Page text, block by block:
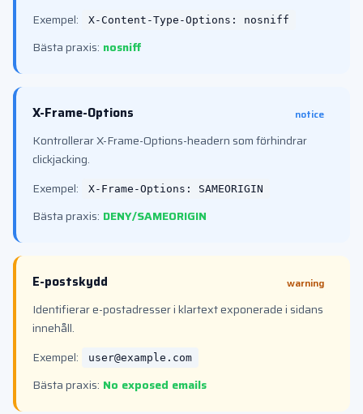
Exempel:
X-Content-Type-Options: nosniff
Bästa praxis: nosniff
X-Frame-Options notice
Kontrollerar X-Frame-Options-headern som förhindrar
clickjacking.
Exempel:
X-Frame-Options: SAMEORIGIN
Bästa praxis: DENY/SAMEORIGIN
E-postskydd warning
Identifierar e-postadresser i klartext exponerade i sidans
innehåll.
Exempel:
user@example.com
Bästa praxis: No exposed emails